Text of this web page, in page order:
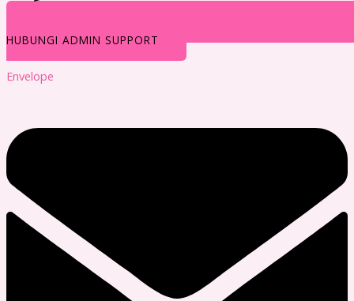
HUBUNGI ADMIN SUPPORT
Envelope